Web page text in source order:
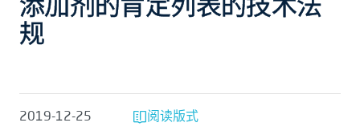
规
2019-12-25 阅读版式